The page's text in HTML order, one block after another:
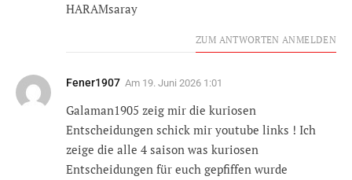
HARAMsaray
ZUM ANTWORTEN ANMELDEN
Fener1907 Am 19. Juni 2026 1:01
Galaman1905 zeig mir die kuriosen
Entscheidungen schick mir youtube links ! Ich
zeige die alle 4 saison was kuriosen
Entscheidungen für euch gepfiffen wurde